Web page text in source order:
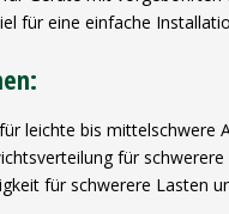
für eine einfache
leichte bis mittelschwere
für schwerere
für schwerere Lasten